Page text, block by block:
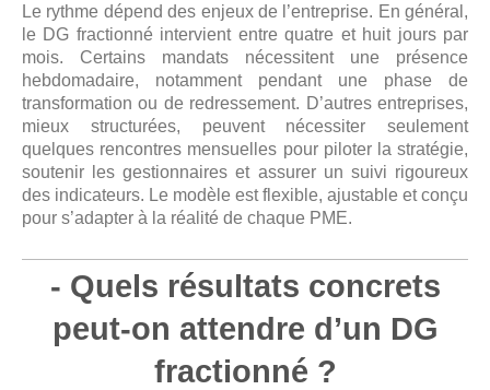
Le rythme dépend des enjeux de l’entreprise. En général,
le DG fractionné intervient entre quatre et huit jours par
mois. Certains mandats nécessitent une présence
hebdomadaire, notamment pendant une phase de
transformation ou de redressement. D’autres entreprises,
mieux structurées, peuvent nécessiter seulement
quelques rencontres mensuelles pour piloter la stratégie,
soutenir les gestionnaires et assurer un suivi rigoureux
des indicateurs. Le modèle est flexible, ajustable et conçu
pour s’adapter à la réalité de chaque PME.
- Quels résultats concrets
peut-on attendre d’un DG
fractionné ?